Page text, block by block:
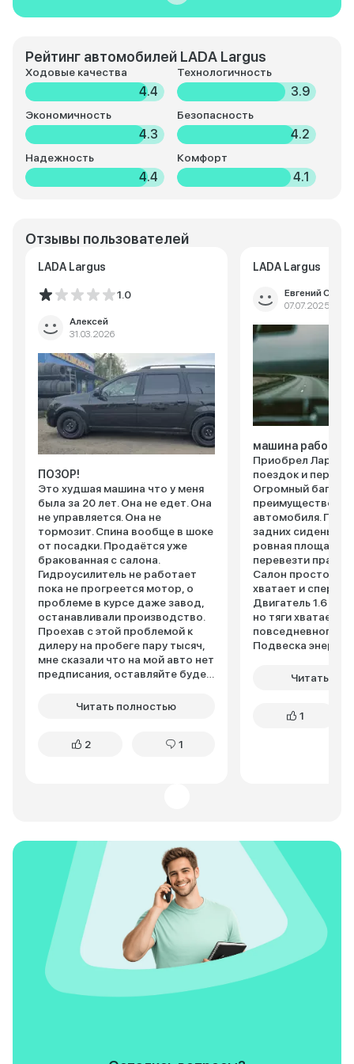
Рейтинг автомобилей LADA Largus
Ходовые качества
4.4
Технологичность
3.9
Экономичность
4.3
Безопасность
4.2
Надежность
4.4
Комфорт
4.1
Отзывы пользователей
LADA Largus
1.0
Алексей
31.03.2026
ПОЗОР!
Это худшая машина что у меня
была за 20 лет. Она не едет. Она
не управляется. Она не
тормозит. Спина вообще в шоке
от посадки. Продаётся уже
бракованная с салона.
Гидроусилитель не работает
пока не прогреется мотор, о
проблеме в курсе даже завод,
останавливали производство.
Проехав с этой проблемой к
дилеру на пробеге пару тысяч,
мне сказали что на мой авто нет
предписания, оставляйте будем
Восьмиклоп из СССР даже
держаться очень трудно. При
сцеплением. РАСХОД зимой при
коротких поездках(10км утром,
10 км вечером)- 17
ЛИТРОВ/100км. Летом меньше
12л/100 в городе не будет.
Коробка воет как на грузовике.
Передачи включаются туго, не
приятно, с усилием. Иногда
вообще не включаются без
двойного выжима!
Передаточные числа вообще
7,000 пробега. Что с ней не
Читать полностью
2 1
LADA Largus
Евгений
07.07.2025
машина рабочая
Приобрел Ларгус
поездок и
Огромный
преимущество
автомобиля. При
задних сиденьях
ровная
перевезти
Салон
хватает и
Двигатель 1.6 не
но тяги хватает
повседневного
Подвеска
достойно.
никаких
Читать
1